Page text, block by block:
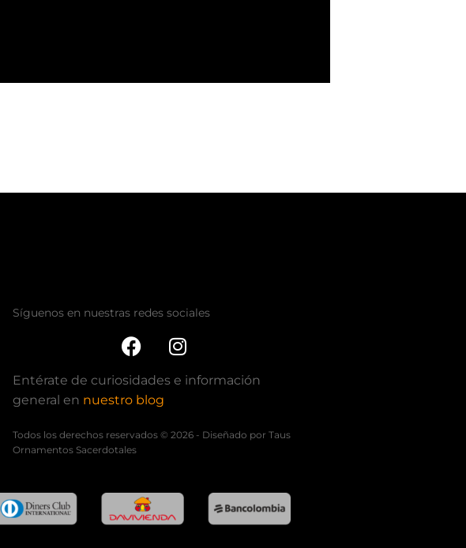
Síguenos en nuestras redes sociales
Entérate de curiosidades e información
general en nuestro blog
Todos los derechos reservados © 2026 - Diseñado por Taus
Ornamentos Sacerdotales